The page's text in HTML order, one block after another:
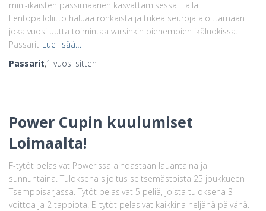
mini-ikäisten passimäärien kasvattamisessa. Tällä
Lentopalloliitto haluaa rohkaista ja tukea seuroja aloittamaan
joka vuosi uutta toimintaa varsinkin pienempien ikäluokissa.
Passarit Lue lisää…
Passarit,1 vuosi sitten
Power Cupin kuulumiset
Loimaalta!
F-tytöt pelasivat Powerissa ainoastaan lauantaina ja
sunnuntaina. Tuloksena sijoitus seitsemästoista 25 joukkueen
Tsemppisarjassa. Tytöt pelasivat 5 peliä, joista tuloksena 3
voittoa ja 2 tappiota. E-tytöt pelasivat kaikkina neljänä päivänä.